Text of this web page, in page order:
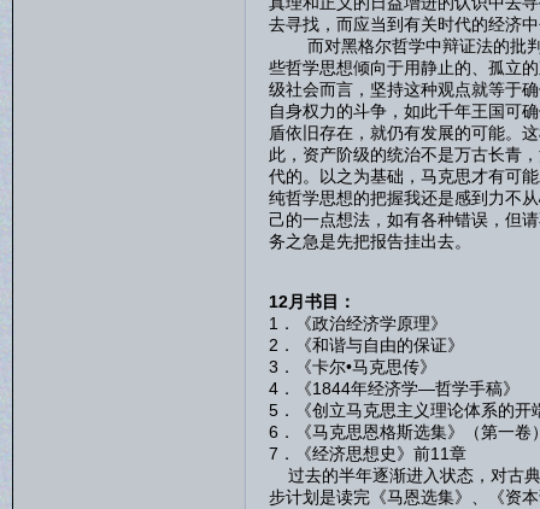
去寻找，而应当到有关时代的经济
而对黑格尔哲学中辩证法的批判
些哲学思想倾向于用静止的、孤立
级社会而言，坚持这种观点就等于
自身权力的斗争，如此千年王国可
盾依旧存在，就仍有发展的可能。
此，资产阶级的统治不是万古长青
代的。以之为基础，马克思才有可
纯哲学思想的把握我还是感到力不
己的一点想法，如有各种错误，但
务之急是先把报告挂出去。
12月书目：
1．《政治经济学原
2．《和谐与自由的保
3．《卡尔•马克思传
4．《1844年经济学—哲
5．《创立马克思主义理论
6．《马克思恩格斯选集》（
7．《经济思想史》前11
过去的半年逐渐进入状态，对古
步计划是读完《马恩选集》、《资